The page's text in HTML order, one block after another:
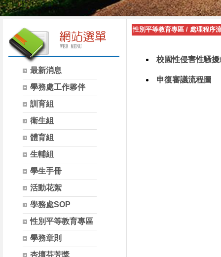
最新消息
學務處工作夥伴
訓育組
衛生組
體育組
生輔組
學生手冊
活動花絮
學務處SOP
性別平等教育專區
學務章則
杏壇芬芳獎
性別平等教育專區 / 處理程序
校園性侵害性騷
申復審議流程圖